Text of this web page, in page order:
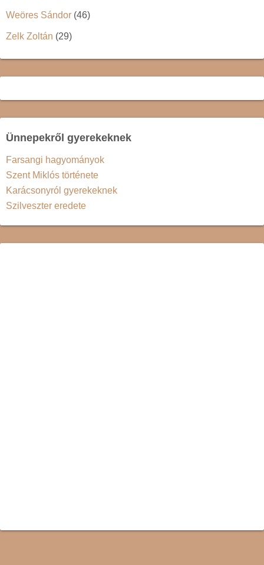
Weöres Sándor (46)
Zelk Zoltán (29)
Ünnepekről gyerekeknek
Farsangi hagyományok
Szent Miklós története
Karácsonyról gyerekeknek
Szilveszter eredete